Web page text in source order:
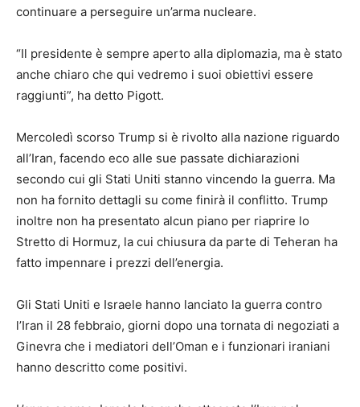
continuare a perseguire un’arma nucleare.
“Il presidente è sempre aperto alla diplomazia, ma è stato
anche chiaro che qui vedremo i suoi obiettivi essere
raggiunti”, ha detto Pigott.
Mercoledì scorso Trump si è rivolto alla nazione riguardo
all’Iran, facendo eco alle sue passate dichiarazioni
secondo cui gli Stati Uniti stanno vincendo la guerra. Ma
non ha fornito dettagli su come finirà il conflitto. Trump
inoltre non ha presentato alcun piano per riaprire lo
Stretto di Hormuz, la cui chiusura da parte di Teheran ha
fatto impennare i prezzi dell’energia.
Gli Stati Uniti e Israele hanno lanciato la guerra contro
l’Iran il 28 febbraio, giorni dopo una tornata di negoziati a
Ginevra che i mediatori dell’Oman e i funzionari iraniani
hanno descritto come positivi.